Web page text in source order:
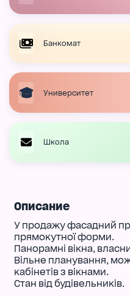
Банкомат
Университет
Школа
Описание
У продажу фасадний
прямокутної форми.
Панорамні вікна,
Вільне планування,
кабінетів з вікнами.
Стан від будівельників.